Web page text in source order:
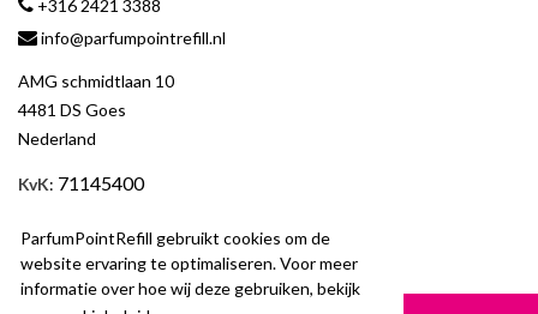
ParfumPointRefill gebruikt cookies om de
website ervaring te optimaliseren. Voor meer
informatie over hoe wij deze gebruiken, bekijk
+316 2421 3388
info@parfumpointrefill.nl
AMG schmidtlaan 10
4481 DS Goes
Nederland
KvK: 71145400